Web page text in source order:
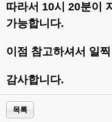
따라서 10시 20분이
가능합니다.
이점 참고하셔서 일
감사합니다.
목록